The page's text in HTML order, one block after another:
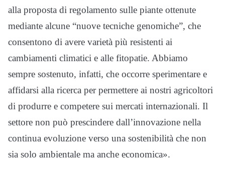
alla proposta di regolamento sulle piante ottenute
mediante alcune “nuove tecniche genomiche”, che
consentono di avere varietà più resistenti ai
cambiamenti climatici e alle fitopatie. Abbiamo
sempre sostenuto, infatti, che occorre sperimentare e
affidarsi alla ricerca per permettere ai nostri agricoltori
di produrre e competere sui mercati internazionali. Il
settore non può prescindere dall’innovazione nella
continua evoluzione verso una sostenibilità che non
sia solo ambientale ma anche economica».